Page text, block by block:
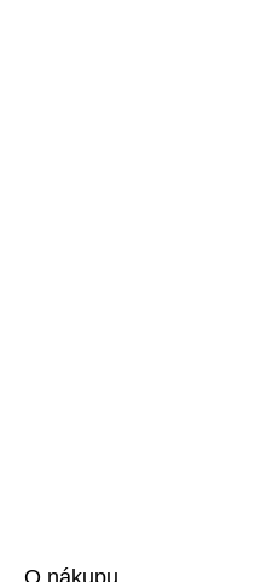
O nákupu